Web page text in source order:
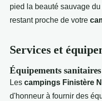
pied la beauté sauvage du
restant proche de votre
Services et
Équipements
Les campings Finistère
d'honneur à fournir des